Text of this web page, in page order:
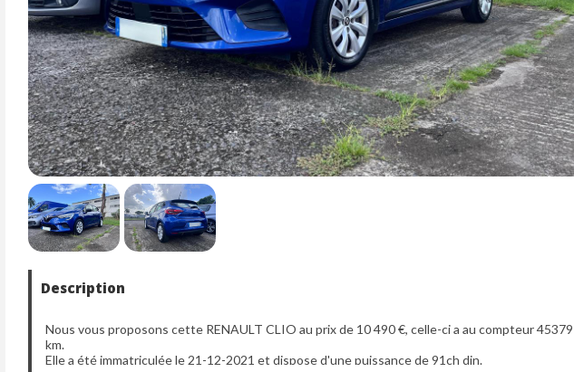
Description
Nous vous proposons cette RENAULT CLIO au prix de 10 490 €, celle-ci a au compteur 45379
km.
Elle a été immatriculée le 21-12-2021 et dispose d'une puissance de 91ch din.